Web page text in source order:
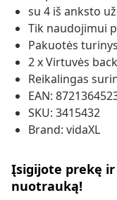
su 4 iš anksto
Tik naudojimui
Pakuotės
2 x Virtuvės
Reikalingas
EAN:
SKU: 3415432
Brand: vidaXL
Įsigijote prekę
nuotrauką!